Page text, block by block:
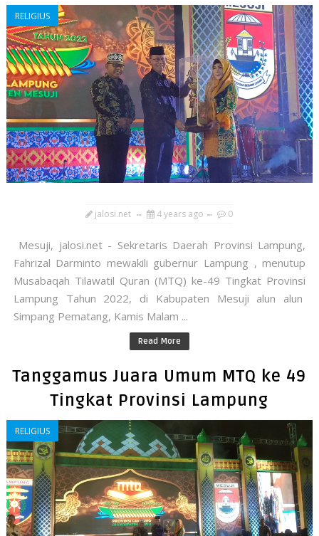
RELIGIUS
jalosi.net 4 years ago 0
Mesuji, jalosi.net - Sekretaris Daerah Provinsi Lampung,
Fahrizal Darminto mewakili gubernur Lampung , menutup
Musabaqah Tilawatil Quran (MTQ) ke-49 Tingkat Provinsi
Lampung Tahun 2022, di Kabupaten Mesuji alun alun
Simpang Pematang, Kamis Malam ...
Read More
Tanggamus Juara Umum MTQ ke 49
Tingkat Provinsi Lampung
RELIGIUS